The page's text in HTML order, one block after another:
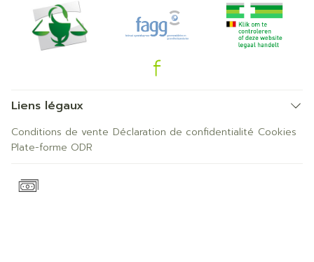
Liens légaux
Conditions de vente Déclaration de confidentialité Cookies
Plate-forme ODR